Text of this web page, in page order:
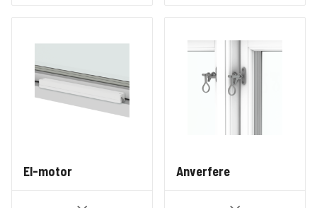
El-motor Anverfere